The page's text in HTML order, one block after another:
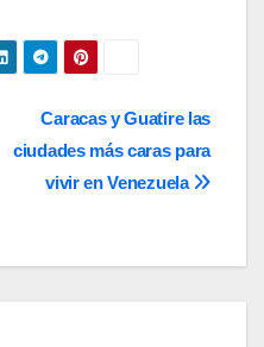
Caracas y Guatire las
ciudades más caras para
vivir en Venezuela